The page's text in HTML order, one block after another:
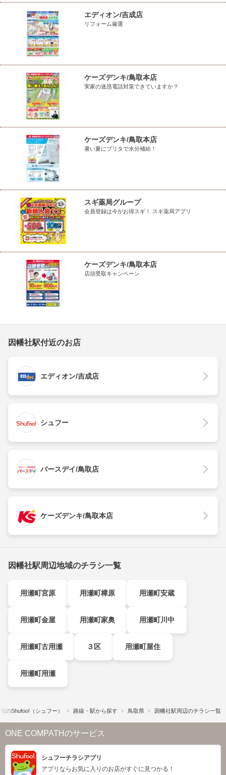
エディオン/吉成店
リフォーム厳選
ケーズデンキ/鳥取本店
実家の迷惑電話対策できていますか？
ケーズデンキ/鳥取本店
暑い夏にブリタで水分補給！
スギ薬局グループ
会員登録は今がお得スギ！ スギ薬局アプリ
ケーズデンキ/鳥取本店
店頭受取キャンペーン
因幡社駅付近のお店
エディオン/吉成店
シュフー
バースデイ/鳥取店
ケーズデンキ/鳥取本店
因幡社駅周辺地域のチラシ一覧
用瀬町宮原 用瀬町樟原 用瀬町安蔵
用瀬町金屋 用瀬町家奥 用瀬町川中
用瀬町古用瀬 ３区 用瀬町屋住
用瀬町用瀬
の​Shufoo!​（シュフー） 路線・駅から探す 鳥取県 因幡社駅周辺のチラシ一覧
ONE COMPATHのサービス
シュフーチラシアプリ
アプリならお気に入りのお店がすぐに見つかる！